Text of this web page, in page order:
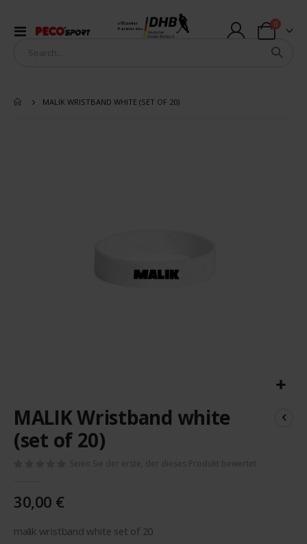
Navigation
offizieller
Partner des
Warenkorb
0Artikel
MALIK WRISTBAND WHITE (SET OF 20)
Anfang
der
Bildergalerie
MALIK Wristband white
(set of 20)
Seien Sie der erste, der dieses Produkt bewertet
30,00 €
malik wristband white set of 20